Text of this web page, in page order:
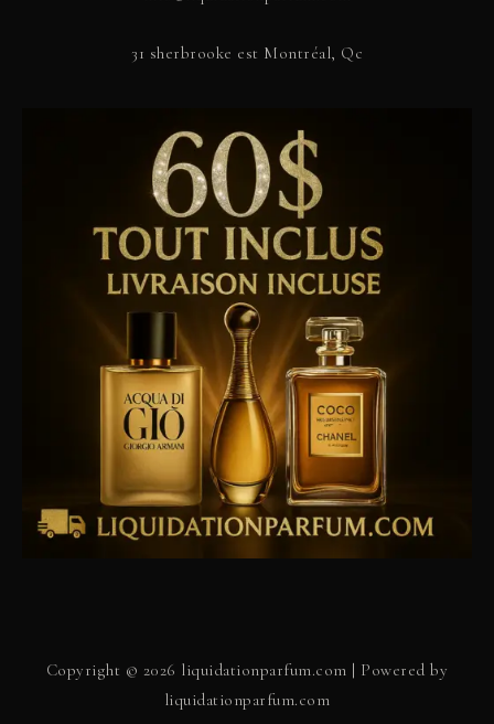
31 sherbrooke est Montréal, Qc
Copyright © 2026 liquidationparfum.com | Powered by
liquidationparfum.com